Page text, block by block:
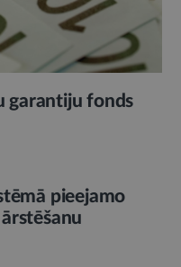
garantiju fonds
pieejamo